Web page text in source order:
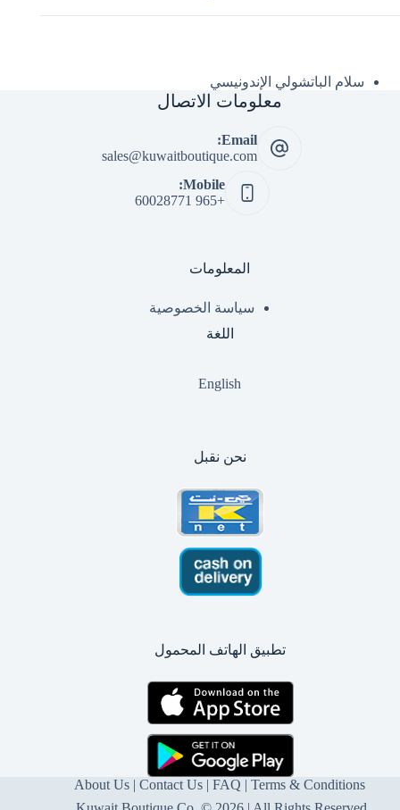
سلام الباتشولي الإندونيسي
معلومات الاتصال
Email:
sales@kuwaitboutique.com
Mobile:
+965 60028771
المعلومات
سياسة الخصوصية
اللغة
English
نحن نقبل
تطبيق الهاتف المحمول
About Us |Contact Us | FAQ |Terms & Conditions